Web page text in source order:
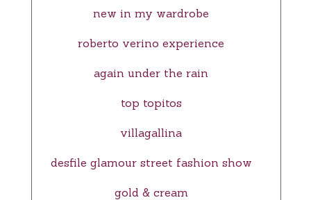
new in my wardrobe
roberto verino experience
again under the rain
top topitos
villagallina
desfile glamour street fashion show
gold & cream